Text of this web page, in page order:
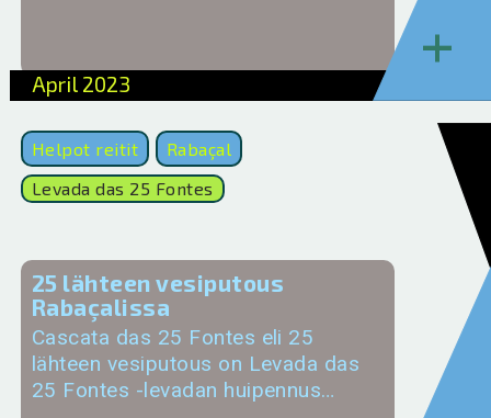
April 2023
+
Helpot reitit
Rabaçal
Levada das 25 Fontes
25 lähteen vesiputous
Rabaçalissa
Cascata das 25 Fontes eli 25
lähteen vesiputous on Levada das
25 Fontes -levadan huipennus…